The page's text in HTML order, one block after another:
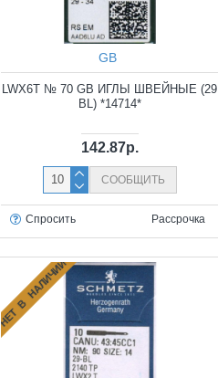
GB
LWX6T № 70 GB ИГЛЫ ШВЕЙНЫЕ (29
BL) *14714*
142.87р.
СООБЩИТЬ
Спросить Рассрочка
НЕТ В НАЛИЧИИ